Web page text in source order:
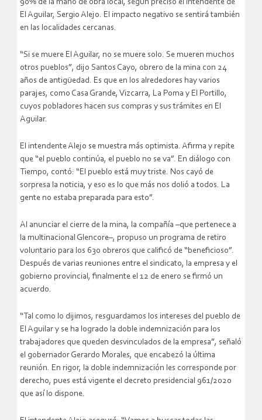
90% de la mano de obra local, según precisó el intendente de
El Aguilar, Sergio Alejo. El impacto negativo se sentirá también
en las localidades cercanas.
“Si se muere El Aguilar, no se muere solo. Se mueren muchos
otros pueblos”, dijo Santos Cayo, obrero de la mina con 24
años de antigüedad. Es que en los alrededores hay varios
parajes, como Casa Grande, Vizcarra, La Poma y El Portillo,
cuyos pobladores hacen sus compras y sus trámites en El
Aguilar.
El intendente Alejo se muestra más optimista. Afirma y repite
que “el pueblo continúa, el pueblo no se va”. En diálogo con
Tiempo, contó: “El pueblo está muy triste. Nos cayó de
sorpresa la noticia, y eso es lo que más nos dolió a todos. La
gente no estaba preparada para esto”.
Al anunciar el cierre de la mina, la compañía –que pertenece a
la multinacional Glencore–, propuso un programa de retiro
voluntario para los 630 obreros que calificó de “beneficioso”.
Después de varias reuniones entre el sindicato, la empresa y el
gobierno provincial, finalmente el 12 de enero se firmó un
acuerdo.
“Tal como lo dijimos, resguardamos los intereses del pueblo de
El Aguilar y se ha logrado la doble indemnización para los
trabajadores que queden desvinculados de la empresa”, señaló
el gobernador Gerardo Morales, que encabezó la última
reunión. En rigor, la doble indemnización les corresponde por
derecho, pues está vigente el decreto presidencial 961/2020
que así lo dispone.